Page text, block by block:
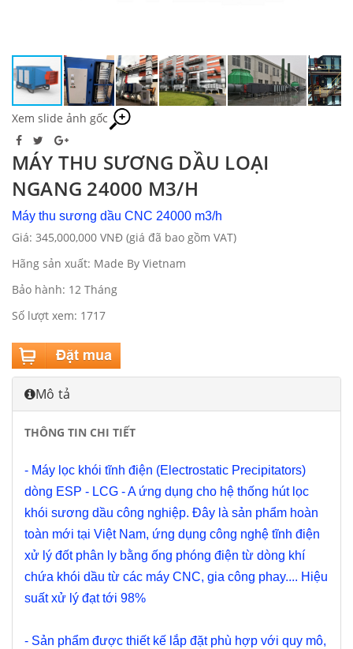
Xem slide ảnh gốc
MÁY THU SƯƠNG DẦU LOẠI
NGANG 24000 M3/H
Máy thu sương dầu CNC 24000 m3/h
Giá: 345,000,000 VNĐ (giá đã bao gồm VAT)
Hãng sản xuất: Made By Vietnam
Bảo hành: 12 Tháng
Số lượt xem: 1717
Mô tả
THÔNG TIN CHI TIẾT
- Máy lọc khói tĩnh điện (Electrostatic Precipitators)
dòng ESP - LCG - A ứng dụng cho hệ thống hút lọc
khói sương dầu công nghiệp. Đây là sản phẩm hoàn
toàn mới tại Việt Nam, ứng dụng công nghệ tĩnh điện
xử lý đốt phân ly bằng ống phóng điện từ dòng khí
chứa khói dầu từ các máy CNC, gia công phay.... Hiệu
suất xử lý đạt tới 98%
- Sản phẩm được thiết kế lắp đặt phù hợp với quy mô,